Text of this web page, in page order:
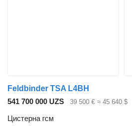
Feldbinder TSA L4BH
541 700 000 UZS
39 500 € ≈ 45 640 $
Цистерна гсм